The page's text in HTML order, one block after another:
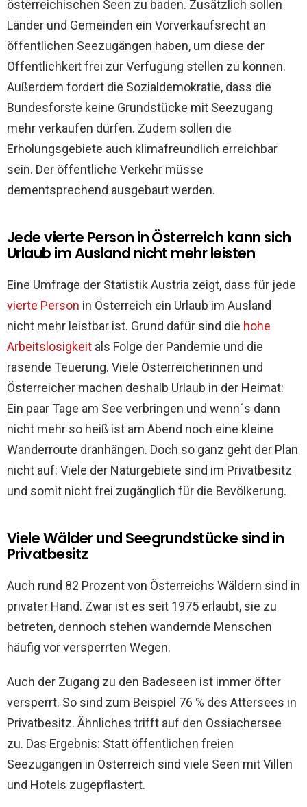
österreichischen Seen zu baden. Zusätzlich sollen
Länder und Gemeinden ein Vorverkaufsrecht an
öffentlichen Seezugängen haben, um diese der
Öffentlichkeit frei zur Verfügung stellen zu können.
Außerdem fordert die Sozialdemokratie, dass die
Bundesforste keine Grundstücke mit Seezugang
mehr verkaufen dürfen. Zudem sollen die
Erholungsgebiete auch klimafreundlich erreichbar
sein. Der öffentliche Verkehr müsse
dementsprechend ausgebaut werden.
Jede vierte Person in Österreich kann sich
Urlaub im Ausland nicht mehr leisten
Eine Umfrage der Statistik Austria zeigt, dass für jede
vierte Person in Österreich ein Urlaub im Ausland
nicht mehr leistbar ist. Grund dafür sind die hohe
Arbeitslosigkeit als Folge der Pandemie und die
rasende Teuerung. Viele Österreicherinnen und
Österreicher machen deshalb Urlaub in der Heimat:
Ein paar Tage am See verbringen und wenn´s dann
nicht mehr so heiß ist am Abend noch eine kleine
Wanderroute dranhängen. Doch so ganz geht der Plan
nicht auf: Viele der Naturgebiete sind im Privatbesitz
und somit nicht frei zugänglich für die Bevölkerung.
Viele Wälder und Seegrundstücke sind in
Privatbesitz
Auch rund 82 Prozent von Österreichs Wäldern sind in
privater Hand. Zwar ist es seit 1975 erlaubt, sie zu
betreten, dennoch stehen wandernde Menschen
häufig vor versperrten Wegen.
Auch der Zugang zu den Badeseen ist immer öfter
versperrt. So sind zum Beispiel 76 % des Attersees in
Privatbesitz. Ähnliches trifft auf den Ossiachersee
zu. Das Ergebnis: Statt öffentlichen freien
Seezugängen in Österreich sind viele Seen mit Villen
und Hotels zugepflastert.